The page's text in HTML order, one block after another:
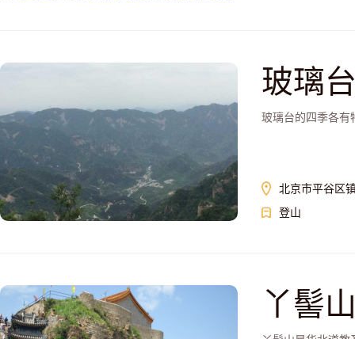
玻璃
玻璃台的四季各有
北京市平谷区
登山
丫髻